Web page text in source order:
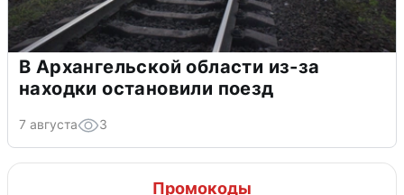
В Архангельской области из-за
находки остановили поезд
7 августа 3
Промокоды